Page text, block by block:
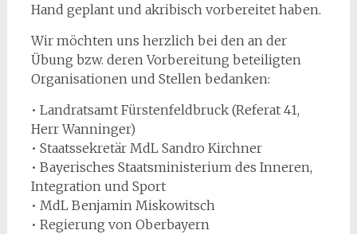
Hand geplant und akribisch vorbereitet haben.
Wir möchten uns herzlich bei den an der
Übung bzw. deren Vorbereitung beteiligten
Organisationen und Stellen bedanken:
• Landratsamt Fürstenfeldbruck (Referat 41,
Herr Wanninger)
• Staatssekretär MdL Sandro Kirchner
• Bayerisches Staatsministerium des Inneren,
Integration und Sport
• MdL Benjamin Miskowitsch
• Regierung von Oberbayern